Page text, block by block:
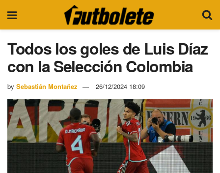
Todos los goles de Luis Díaz
con la Selección Colombia
by Sebastián Montañez 26/12/2024 18:09